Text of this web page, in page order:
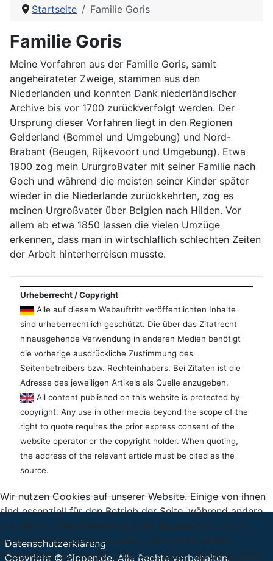
Startseite Familie Goris
Familie Goris
Meine Vorfahren aus der Familie Goris, samit
angeheirateter Zweige, stammen aus den
Niederlanden und konnten Dank niederländischer
Archive bis vor 1700 zurückverfolgt werden. Der
Ursprung dieser Vorfahren liegt in den Regionen
Gelderland (Bemmel und Umgebung) und Nord-
Brabant (Beugen, Rijkevoort und Umgebung). Etwa
1900 zog mein Ururgroßvater mit seiner Familie nach
Goch und während die meisten seiner Kinder später
wieder in die Niederlande zurückkehrten, zog es
meinen Urgroßvater über Belgien nach Hilden. Vor
allem ab etwa 1850 lassen die vielen Umzüge
erkennen, dass man in wirtschlaflich schlechten Zeiten
der Arbeit hinterherreisen musste.
Urheberrecht / Copyright
Alle auf diesem Webauftritt veröffentlichten Inhalte
sind urheberrechtlich geschützt. Die über das Zitatrecht
hinausgehende Verwendung in anderen Medien benötigt
die vorherige ausdrückliche Zustimmung des
Seitenbetreibers bzw. Rechteinhabers. Bei Zitaten ist die
Adresse des jeweiligen Artikels als Quelle anzugeben.
All content published on this website is protected by
copyright. Any use in other media beyond the scope of the
right to quote requires the prior express consent of the
website operator or the copyright holder. When quoting,
the address of the relevant article must be cited as the
source.
Datenschutzerklärung
Copyright © Sippen.de. Alle Rechte vorbehalten.
Wir nutzen Cookies auf unserer Website. Einige von ihnen
sind essenziell für den Betrieb der Seite, während andere
uns helfen, diese Website und die Nutzererfahrung zu
verbessern (Tracking Cookies). Sie können selbst
entscheiden, ob Sie die Cookies zulassen möchten. Bitte